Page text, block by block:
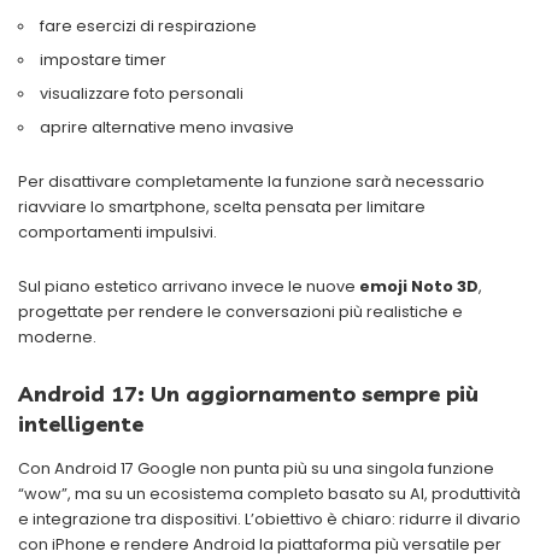
fare esercizi di respirazione
impostare timer
visualizzare foto personali
aprire alternative meno invasive
Per disattivare completamente la funzione sarà necessario
riavviare lo smartphone, scelta pensata per limitare
comportamenti impulsivi.
Sul piano estetico arrivano invece le nuove emoji Noto 3D,
progettate per rendere le conversazioni più realistiche e
moderne.
Android 17: Un aggiornamento sempre più
intelligente
Con Android 17 Google non punta più su una singola funzione
“wow”, ma su un ecosistema completo basato su AI, produttività
e integrazione tra dispositivi. L’obiettivo è chiaro: ridurre il divario
con iPhone e rendere Android la piattaforma più versatile per